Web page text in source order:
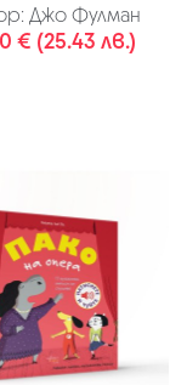
Джо Фулман
€ (25.43 лв.)